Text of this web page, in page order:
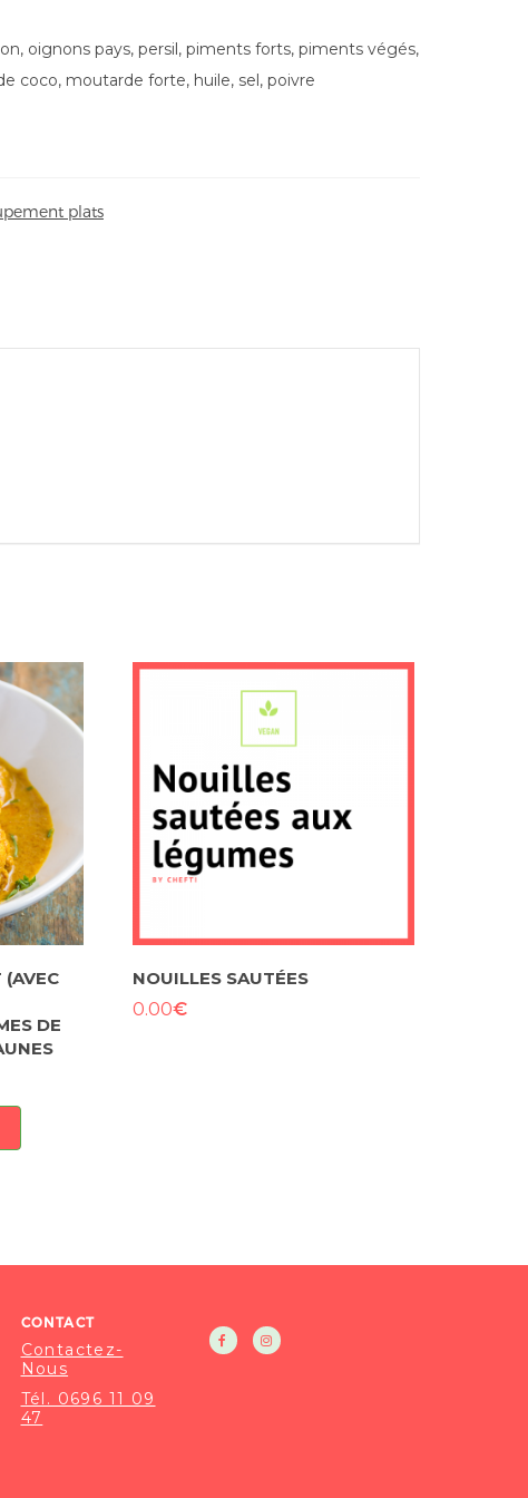
oignons pays, persil, piments forts, piments végés,
coco, moutarde forte, huile, sel, poivre
plats
DE
NOUILLES SAUTÉES
0.00€
CONTACT
Contactez-
Nous
Tél. 0696 11 09
47